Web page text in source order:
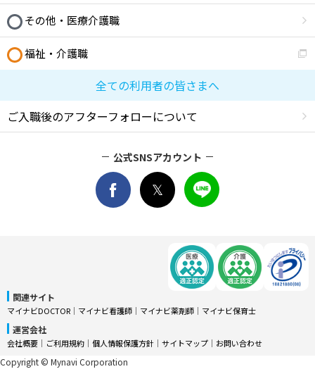
その他・医療介護職
福祉・介護職
全ての利用者の皆さまへ
ご入職後のアフターフォローについて
公式SNSアカウント
関連サイト
マイナビDOCTOR │ マイナビ看護師 │ マイナビ薬剤師 │ マイナビ保育士
運営会社
会社概要 │ ご利用規約 │ 個人情報保護方針 │ サイトマップ │ お問い合わせ
Copyright © Mynavi Corporation